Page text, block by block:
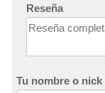
Reseña
Tu nombre o nick